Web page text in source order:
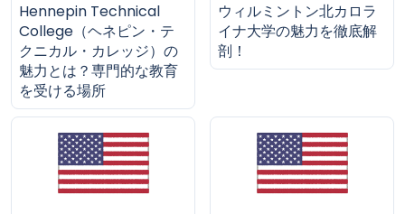
Hennepin Technical
College（ヘネピン・テ
クニカル・カレッジ）の
魅力とは？専門的な教育
を受ける場所
ウィルミントン北カロラ
イナ大学の魅力を徹底解
剖！